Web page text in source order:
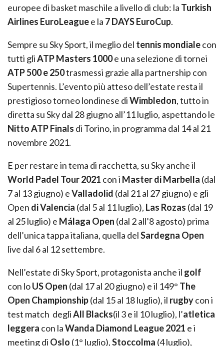
europee di basket maschile a livello di club: la Turkish
Airlines EuroLeaguee la 7 DAYS EuroCup.
Sempre su Sky Sport, il meglio del tennis mondialecon
tutti gliATP Masters 1000e una selezione di tornei
ATP 500 e 250trasmessi grazie alla partnership con
Supertennis. L’evento più atteso dell’estate resta il
prestigioso torneo londinese diWimbledon, tutto in
diretta su Sky dal 28 giugno all’11 luglio, aspettando le
Nitto ATP Finals di Torino, in programma dal 14 al 21
novembre 2021.
E per restare in tema di racchetta, su Sky anche il
World Padel Tour 2021 con i Master di Marbella (dal
7 al 13 giugno) eValladolid (dal 21 al 27 giugno) e gli
Open di Valencia (dal 5 al 11 luglio), Las Rozas (dal 19
al 25 luglio) e Málaga Open (dal 2 all’8 agosto) prima
dell’unica tappa italiana, quella delSardegna Open
live dal 6 al 12 settembre.
Nell’estate di Sky Sport, protagonista anche il golf
con loUS Open (dal 17 al 20 giugno) e il 149° The
Open Championship(dal 15 al 18 luglio), il rugbycon i
test match degliAll Blacks(il 3 e il 10 luglio), l’atletica
leggera con laWanda Diamond League 2021 e i
meeting di Oslo (1° luglio),Stoccolma (4 luglio),